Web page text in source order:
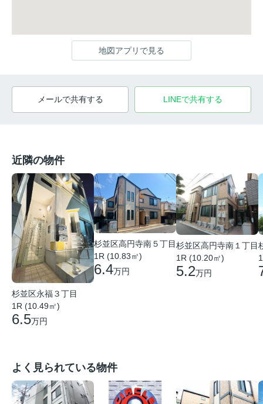
地図アプリで見る
メールで共有する LINEで共有する
近隣の物件
杉並区永福３丁目
1R (10.49㎡)
6.5万円
杉並区高円寺南５丁目
1R (10.83㎡)
6.4万円
杉並区高円寺南１丁目
1R (10.20㎡)
5.2万円
よく見られている物件